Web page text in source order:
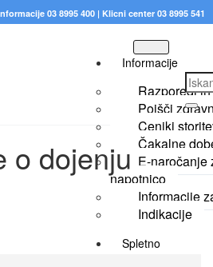
03 8995 400 | Klicni center 03 8995 541
Informacije
Razporedi
Poišči
Ceniki
Čakalne
E-naročanje
napotnico
Informacije
Indikacije
Spletno
o dojenju